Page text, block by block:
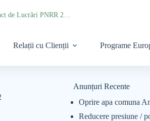
Relații cu Clienții Programe
Anunțuri Recente
Oprire apa comuna
Reducere presiune /